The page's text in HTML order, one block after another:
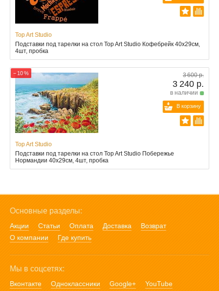
Top Art Studio
Подставки под тарелки на стол Top Art Studio Кофебрейк 40x29см,
4шт, пробка
− 10 % 3 600 р.
3 240 р.
в наличии
В корзину
Top Art Studio
Подставки под тарелки на стол Top Art Studio Побережье
Нормандии 40x29см, 4шт, пробка
Основные разделы:
Акции Статьи Оплата Доставка
Возврат
О компании
Где купить
Мы в соцсетях:
Вконтакте Одноклассники Google+ YouTube